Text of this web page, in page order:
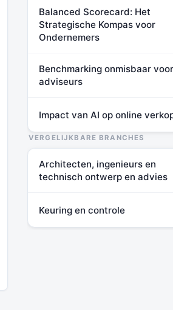
⬛⬛⬛
⬛⬛⬛
⬛⬛⬛
Balanced Scorecard: Het
Strategische Kompas voor
Ondernemers
Benchmarking onmisbaar voor
adviseurs
Impact van AI op online
VERGELIJKBARE BRANCHES
Architecten, ingenieurs en
technisch ontwerp en advies
Keuring en controle